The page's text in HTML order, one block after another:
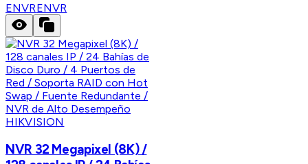
ENVRENVR
HIKVISION
NVR 32 Megapixel (8K) /